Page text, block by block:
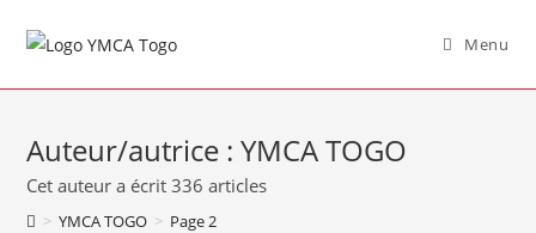
Menu
Auteur/autrice :YMCA TOGO
Cet auteur a écrit 336 articles
> YMCA TOGO > Page 2